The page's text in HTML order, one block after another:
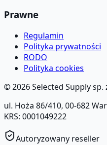
Prawne
Regulamin
Polityka prywatności
RODO
Polityka cookies
©2026Selected Supply sp.
ul. Hoża 86/410, 00-682
KRS: 0001049222
Autoryzowany reseller